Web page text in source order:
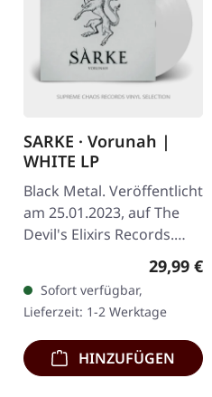
SARKE · Vorunah |
WHITE LP
Black Metal. Veröffentlicht
am 25.01.2023, auf The
Devil's Elixirs Records.
Weißes Vinyl im schweren
Cover mit schwarzer
Innenseite und Insert.…
29,99 €
Sofort verfügbar,
Lieferzeit: 1-2 Werktage
HINZUFÜGEN